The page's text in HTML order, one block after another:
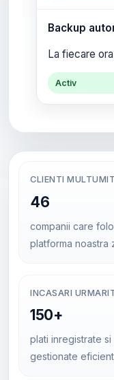
Backup
La fiecare ora
Activ
CLIENTI
46
companii care
platforma noastra
INCASARI
150+
plati inregistrate si
gestionate eficient